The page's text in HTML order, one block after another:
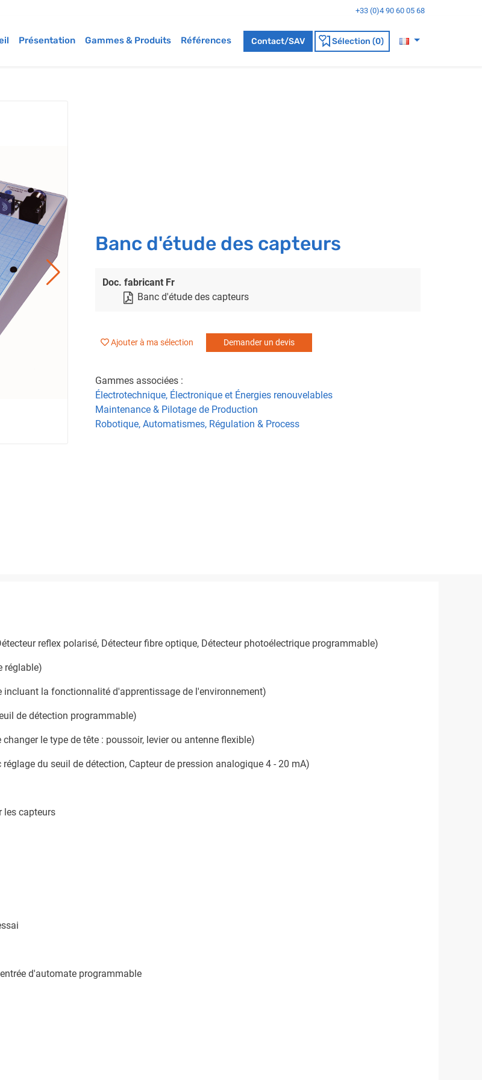
+33 (0)4 90 60 05 68
Présentation Gammes & Produits Références Contact/SAV Sélection (0)
Banc d'étude des capteurs
Doc. fabricant Fr
Banc d'étude des capteurs
Ajouter à ma sélection Demander un devis
Gammes associées :
Électrotechnique, Électronique et Énergies renouvelables
Maintenance & Pilotage de Production
Robotique, Automatismes, Régulation & Process
reflex polarisé, Détecteur fibre optique, Détecteur photoélectrique programmable)
réglable)
la fonctionnalité d'apprentissage de l'environnement)
de détection programmable)
le type de tête : poussoir, levier ou antenne flexible)
du seuil de détection, Capteur de pression analogique 4 - 20 mA)
les capteurs
d'automate programmable